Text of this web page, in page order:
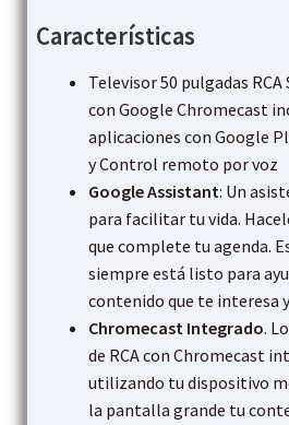
Características
Televisor 50 pulgadas
con Google Chromecast
aplicaciones con Google
y Control remoto por voz
Google Assistant: Un
para facilitar tu vida.
que complete tu agenda.
siempre está listo para
contenido que te interesa
Chromecast Integrado.
de RCA con Chromecast
utilizando tu dispositivo
la pantalla grande tu